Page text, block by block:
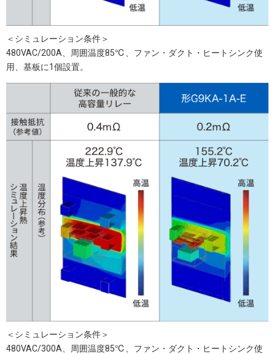
＜シミュレーション条件＞
480VAC/200A、周囲温度85℃、ファン・ダクト・ヒートシンク使
用、基板に1個設置。
＜シミュレーション条件＞
480VAC/300A、周囲温度85℃、ファン・ダクト・ヒートシンク使